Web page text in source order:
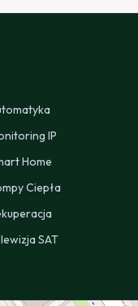
IP
Home
Ciepła
SAT